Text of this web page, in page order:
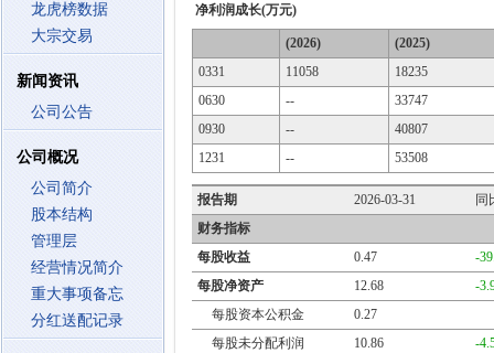
龙虎榜数据
大宗交易
新闻资讯
公司公告
公司概况
公司简介
股本结构
管理层
经营情况简介
重大事项备忘
分红送配记录
净利润成长(万元)
(2026)
(2025)
0331
11058
18235
0630
--
33747
0930
--
40807
1231
-- 53508
报告期 2026-03-31
同
财务指标
每股收益
0.47
-
每股净资产
12.68
-
每股资本公积金
0.27
每股未分配利润
10.86
-